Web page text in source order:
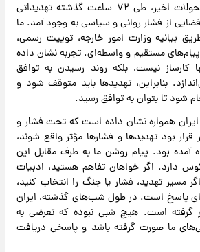
وی گفت: با توجه به تحولات اخیر، طی ۷۲ ساعت گذشته تهدیداتی
از فشار روانی و سیاسی به وجود آمد. ما
بیانیه وزارت امور خارجه، توییت رسمی،
مستقیم و واسطه‌ای. تجربه نشان داده
کارساز نیست، بلکه روند رسیدن به توافق
بنابراین، تهدیدها باید متوقف شود و
شود تا بتوان به توافق رسید.
ایران همواره نشان داده است که تحت فشار و
بود تهدیدها و فشارها مؤثر واقع شوند،
آمده بود. پیام روشن ما به طرف مقابل این
دارد. اگر خواهان تفاهم هستید، ادبیات
مسیر تهدید، فشار یا جنگ را انتخاب کنید،
برای پاسخ است. در طول شب‌های گذشته، ایران
گرفته است. هیچ شبی نبوده که تعرضی به
ما صورت گرفته باشد و پاسخی دریافت